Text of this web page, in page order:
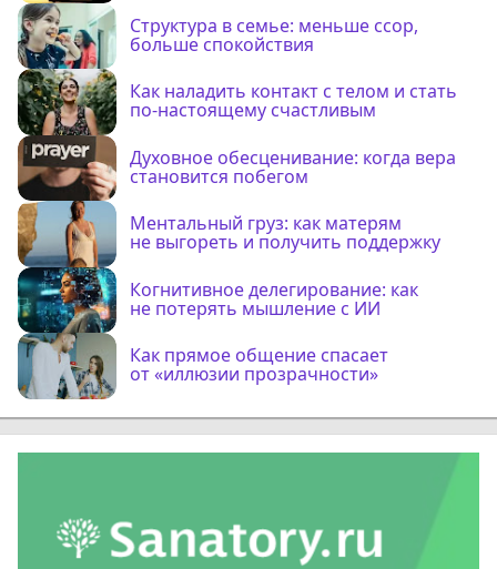
Структура в семье: меньше ссор,
больше спокойствия
Как наладить контакт с телом и стать
по-настоящему счастливым
Духовное обесценивание: когда вера
становится побегом
Ментальный груз: как матерям
не выгореть и получить поддержку
Когнитивное делегирование: как
не потерять мышление с ИИ
Как прямое общение спасает
от «иллюзии прозрачности»